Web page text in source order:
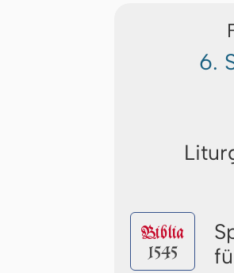
6.
Biblia
1545